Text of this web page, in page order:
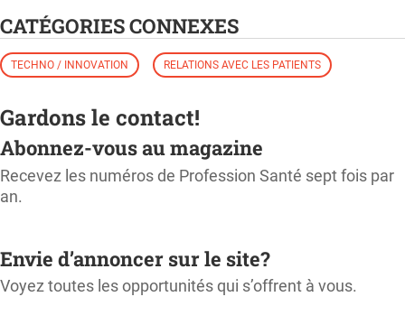
CATÉGORIES CONNEXES
TECHNO / INNOVATION RELATIONS AVEC LES PATIENTS
Gardons le contact!
Abonnez-vous au magazine
Recevez les numéros de Profession Santé sept fois par
an.
Envie d’annoncer sur le site?
Voyez toutes les opportunités qui s’offrent à vous.